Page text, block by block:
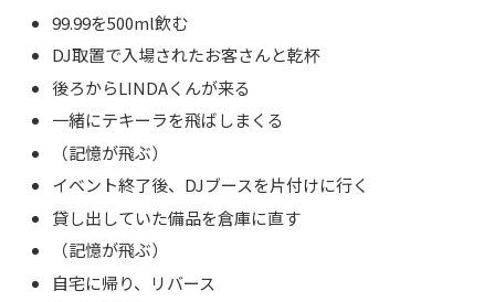
99.99を500ml飲む
DJ取置で入場されたお客さんと乾杯
後ろからLINDAくんが来る
一緒にテキーラを飛ばしまくる
（記憶が飛ぶ）
イベント終了後、DJブースを片付けに行く
貸し出していた備品を倉庫に直す
（記憶が飛ぶ）
自宅に帰り、リバース